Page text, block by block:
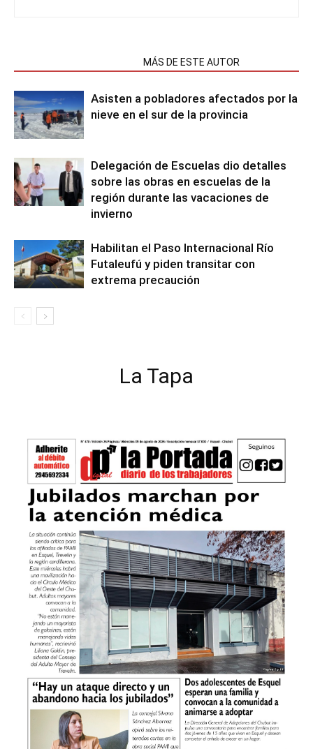
MÁS DE ESTE AUTOR
Asisten a pobladores afectados por la
nieve en el sur de la provincia
Delegación de Escuelas dio detalles
sobre las obras en escuelas de la
región durante las vacaciones de
invierno
Habilitan el Paso Internacional Río
Futaleufú y piden transitar con
extrema precaución
La Tapa